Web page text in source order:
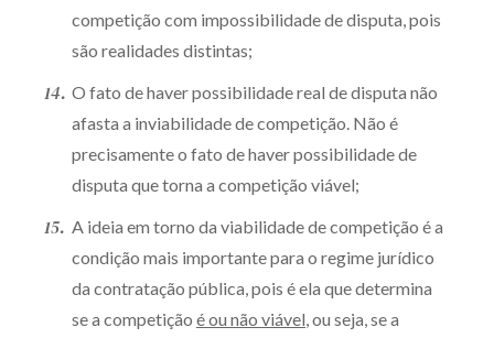
competição com impossibilidade de disputa, pois
são realidades distintas;
O fato de haver possibilidade real de disputa não
afasta a inviabilidade de competição. Não é
precisamente o fato de haver possibilidade de
disputa que torna a competição viável;
A ideia em torno da viabilidade de competição é a
condição mais importante para o regime jurídico
da contratação pública, pois é ela que determina
se a competição é ou não viável, ou seja, se a